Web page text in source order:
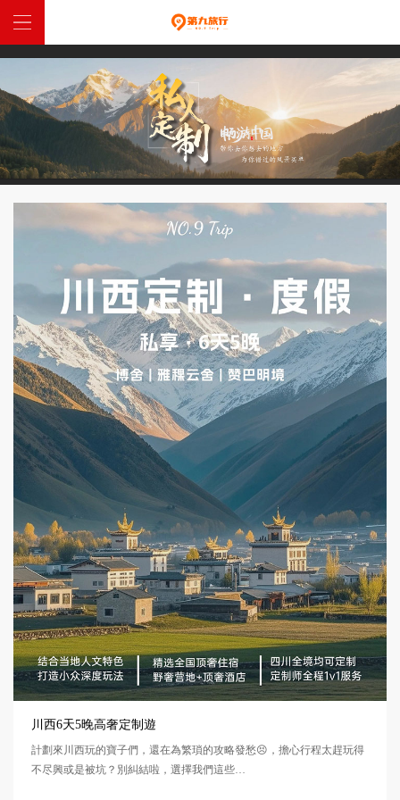
網站首頁
中國定制
全球定制
特惠跟團
關於我們
聯係我們
川西6天5晚高奢定制遊
計劃來川西玩的寶子們，還在為繁瑣的攻略發愁😣，擔心行程太趕玩得
不尽興或是被坑？別糾結啦，選擇我們這些…